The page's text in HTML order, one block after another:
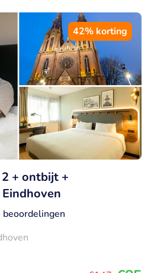
42% korting
+ ontbijt +
beoordelingen